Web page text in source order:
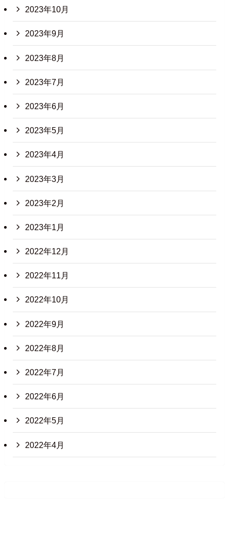
2023年10月
2023年9月
2023年8月
2023年7月
2023年6月
2023年5月
2023年4月
2023年3月
2023年2月
2023年1月
2022年12月
2022年11月
2022年10月
2022年9月
2022年8月
2022年7月
2022年6月
2022年5月
2022年4月